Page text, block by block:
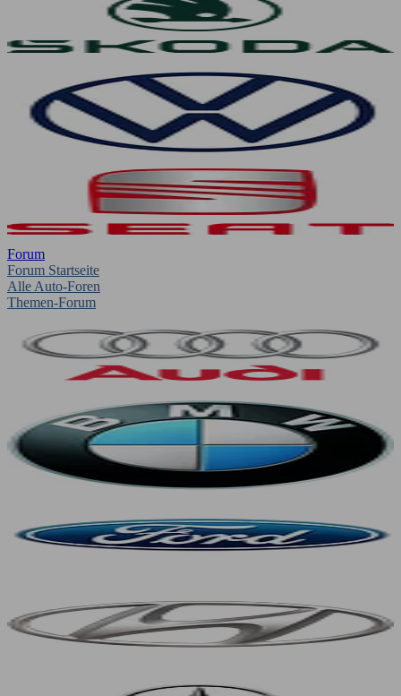
Forum
Forum Startseite
Alle Auto-Foren
Themen-Forum